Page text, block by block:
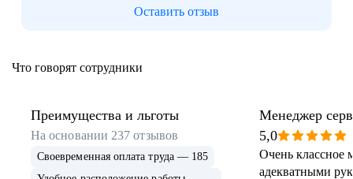
Оставить отзыв
Что говорят сотрудники
Преимущества и льготы
На основании 237 отзывов
Своевременная оплата труда — 185
Менеджер
5,0
Очень классное
адекватными